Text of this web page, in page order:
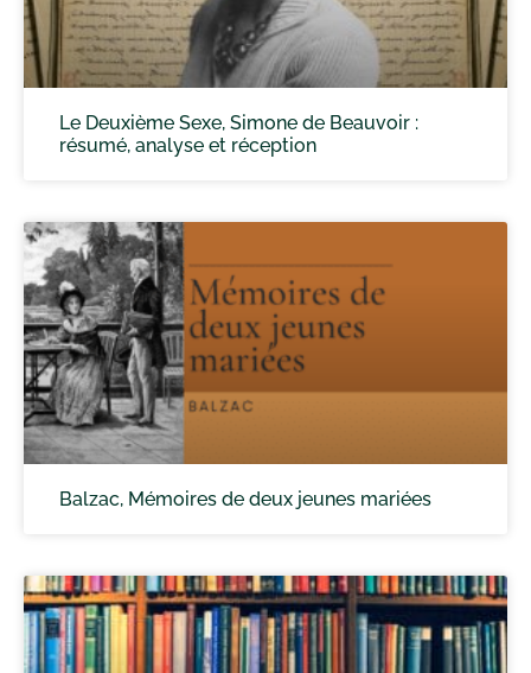
Le Deuxième Sexe, Simone de Beauvoir :
résumé, analyse et réception
Balzac, Mémoires de deux jeunes mariées